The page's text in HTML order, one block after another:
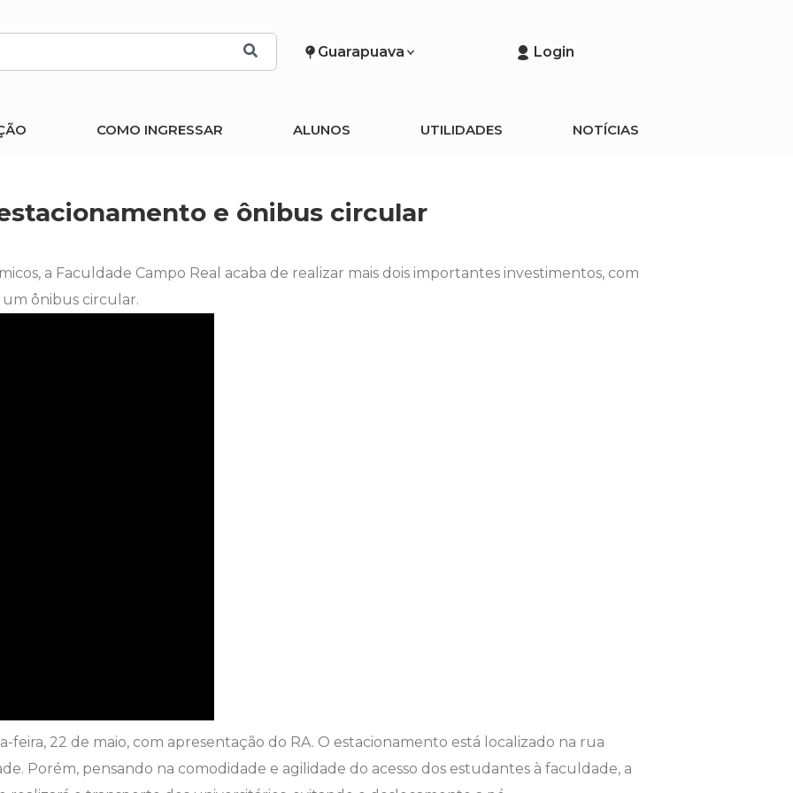
Guarapuava Login
COMO INGRESSAR ALUNOS UTILIDADES NOTÍCIAS
e ônibus circular
a Faculdade Campo Real acaba de realizar mais dois importantes investimentos, com
ônibus circular.
22 de maio, com apresentação do RA. O estacionamento está localizado na rua
Porém, pensando na comodidade e agilidade do acesso dos estudantes à faculdade, a